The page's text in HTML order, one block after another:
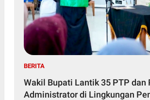
BERITA
Wakil Bupati Lantik 35 PTP dan
Administrator di Lingkungan